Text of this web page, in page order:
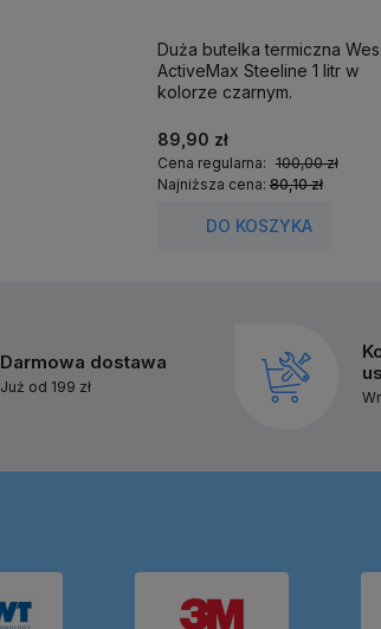
Duża butelka termiczna
ActiveMax Steeline 1 litr w
kolorze czarnym.
89,90 zł
Cena regularna: 100,00 zł
Najniższa cena:80,10 zł
DO KOSZYKA
Darmowa dostawa
Już od 199 zł